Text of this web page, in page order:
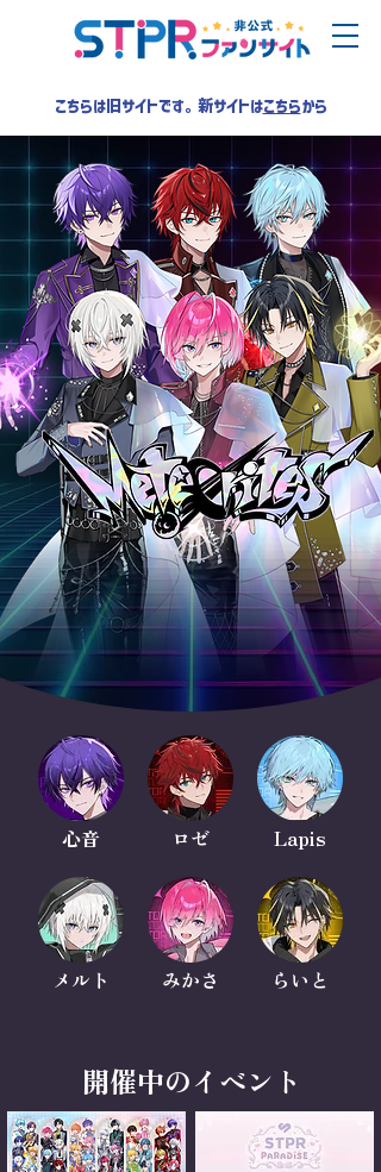
こちらは旧サイトです。新サイトはこちらから
心音
​メルト
​ロゼ
みかさ
Lapis
らいと
開催中のイベント